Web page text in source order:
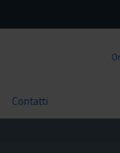
Contatti
current